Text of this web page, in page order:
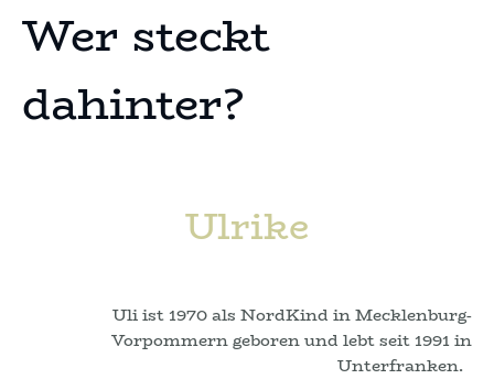
Wer steckt
dahinter?
Ulrike
Uli ist 1970 als NordKind in Mecklenburg-
Vorpommern geboren und lebt seit 1991 in
Unterfranken.